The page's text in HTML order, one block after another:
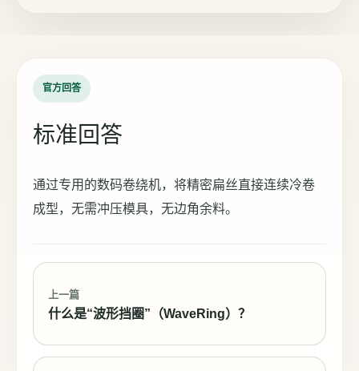
官方回答
标准回答
通过专用的数码卷绕机，将精密扁丝直接连续冷卷
成型，无需冲压模具，无边角余料。
上一篇
什么是“波形挡圈”（WaveRing）？